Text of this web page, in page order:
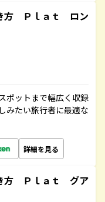
方 Ｐｌａｔ ロン
ポットまで幅広く収録
みたい旅行者に最適な
詳細を見る
方 Ｐｌａｔ グア